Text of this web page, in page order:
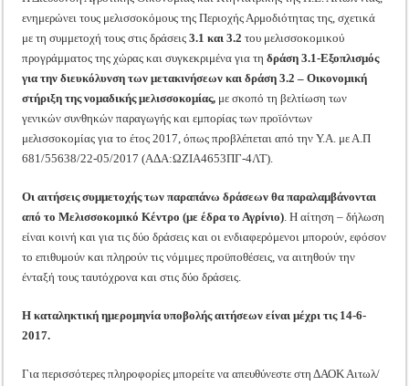
ενημερώνει τους μελισσοκόμους της Περιοχής Αρμοδιότητας της, σχετικά
με τη συμμετοχή τους στις δράσεις3.1 και 3.2του μελισσοκομικού
προγράμματος της χώρας και συγκεκριμένα για τηδράση 3.1-Εξοπλισμός
για την διευκόλυνση των μετακινήσεων και δράση 3.2 – Οικονομική
στήριξη της νομαδικής μελισσοκομίας, με σκοπό τη βελτίωση των
γενικών συνθηκών παραγωγής και εμπορίας των προϊόντων
μελισσοκομίας για το έτος 2017, όπως προβλέπεται από την Υ.Α. με Α.Π
681/55638/22-05/2017 (ΑΔΑ:ΩΖΙΑ4653ΠΓ-4ΛΤ).
Οι αιτήσεις συμμετοχής των παραπάνω δράσεων θα παραλαμβάνονται
από το Μελισσοκομικό Κέντρο (με έδρα το Αγρίνιο). Η αίτηση – δήλωση
είναι κοινή και για τις δύο δράσεις και οι ενδιαφερόμενοι μπορούν, εφόσον
το επιθυμούν και πληρούν τις νόμιμες προϋποθέσεις, να αιτηθούν την
ένταξή τους ταυτόχρονα και στις δύο δράσεις.
Η καταληκτική ημερομηνία υποβολής αιτήσεων είναι μέχρι τις 14-6-
2017.
Για περισσότερες πληροφορίες μπορείτε να απευθύνεστε στη ΔΑΟΚ Αιτωλ/